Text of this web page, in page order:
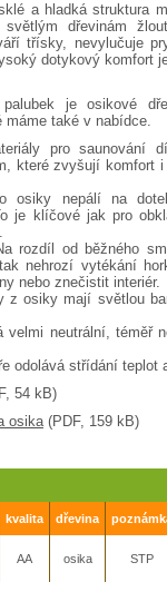
a hladká struktura
dřevinám
třísky, nevylučuje
dotykový komfort
je osikové
máme také v nabídce.
pro saunování
které zvyšují komfort
osiky nepálí na
je klíčové jak pro
rozdíl od běžného
nehrozí vytékání
nebo znečistit interiér.
z osiky mají světlou
velmi neutrální, téměř
odolává střídání
54 kB)
osika(PDF, 159 kB)
kvalita dřevina
AA osika STP